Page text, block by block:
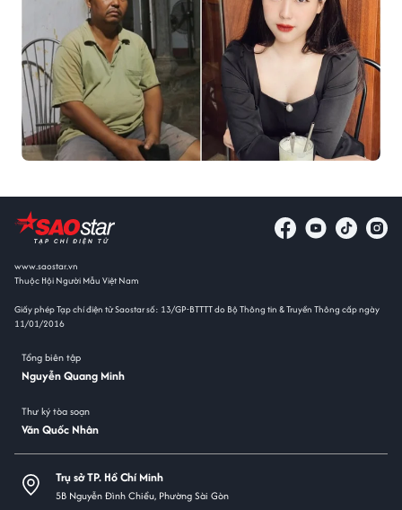
www.saostar.vn
Thuộc Hội Người Mẫu Việt Nam
Giấy phép Tạp chí điện tử Saostar số: 13/GP-BTTTT do Bộ Thông tin & Truyền Thông cấp ngày
11/01/2016
Tổng biên tập
Nguyễn Quang Minh
Thư ký tòa soạn
Văn Quốc Nhân
Trụ sở TP. Hồ Chí Minh
5B Nguyễn Đình Chiểu, Phường Sài Gòn